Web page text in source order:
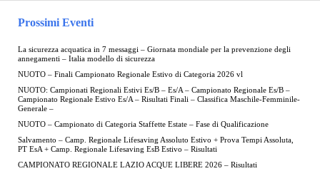
Prossimi Eventi
La sicurezza acquatica in 7 messaggi – Giornata mondiale per la prevenzione degli
annegamenti – Italia modello di sicurezza
NUOTO – Finali Campionato Regionale Estivo di Categoria 2026 vl
NUOTO: Campionati Regionali Estivi Es/B – Es/A – Campionato Regionale Es/B –
Campionato Regionale Estivo Es/A – Risultati Finali – Classifica Maschile-Femminile-
Generale –
NUOTO – Campionato di Categoria Staffette Estate – Fase di Qualificazione
Salvamento – Camp. Regionale Lifesaving Assoluto Estivo + Prova Tempi Assoluta,
PT EsA + Camp. Regionale Lifesaving EsB Estivo – Risultati
CAMPIONATO REGIONALE LAZIO ACQUE LIBERE 2026 – Risultati